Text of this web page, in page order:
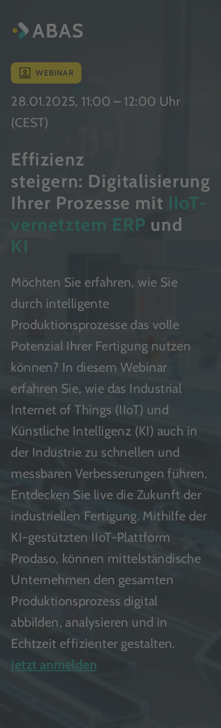
WEBINAR
28.01.2025, 11:00 – 12:00 Uhr
(CEST)
Effizienz
steigern: Digitalisierung
Ihrer Prozesse mit IIoT-
vernetztem ERP und
KI
Möchten Sie erfahren, wie Sie
durch intelligente
Produktionsprozesse das volle
Potenzial Ihrer Fertigung nutzen
können? In diesem Webinar
erfahren Sie, wie das Industrial
Internet of Things (IIoT) und
Künstliche Intelligenz (KI) auch in
der Industrie zu schnellen und
messbaren Verbesserungen führen.
Entdecken Sie live die Zukunft der
industriellen Fertigung. Mithilfe der
KI-gestützten IIoT-Plattform
Prodaso, können mittelständische
Unternehmen den gesamten
Produktionsprozess digital
abbilden, analysieren und in
Echtzeit effizienter gestalten.
Jetzt anmelden